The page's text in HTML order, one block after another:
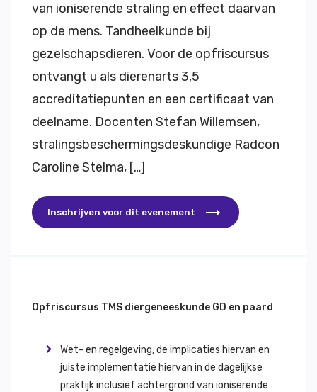
van ioniserende straling en effect daarvan
op de mens. Tandheelkunde bij
gezelschapsdieren. Voor de opfriscursus
ontvangt u als dierenarts 3,5
accreditatiepunten en een certificaat van
deelname. Docenten Stefan Willemsen,
stralingsbeschermingsdeskundige Radcon
Caroline Stelma, […]
Inschrijven voor dit evenement
Opfriscursus TMS diergeneeskunde GD en paard
Wet- en regelgeving, de implicaties hiervan en
juiste implementatie hiervan in de dagelijkse
praktijk inclusief achtergrond van ioniserende